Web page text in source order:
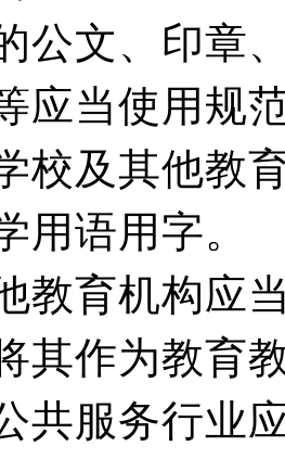
公文、印章
应当使用规
及其他教
用语用字。
教育机构应
其作为教育
服务行业